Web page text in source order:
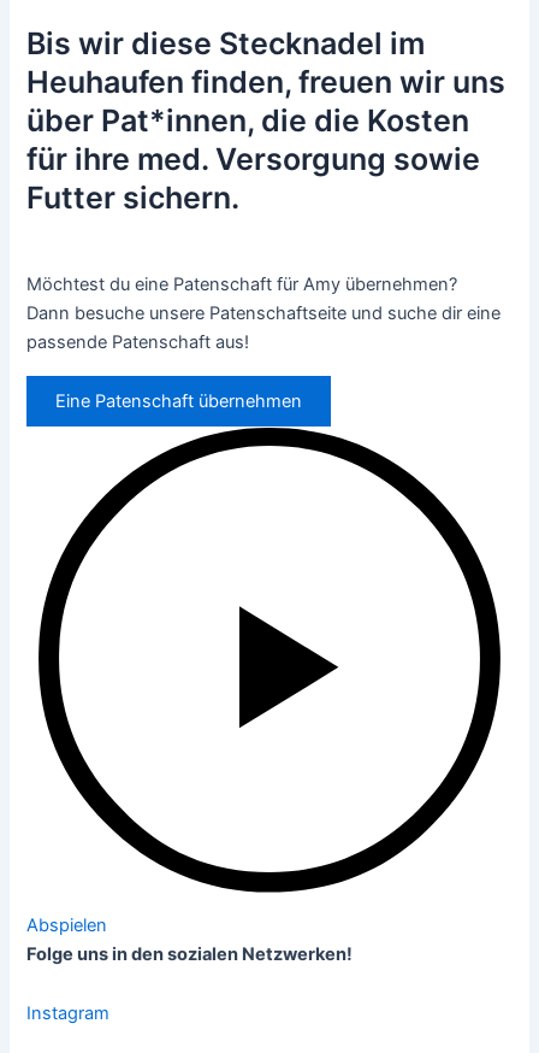
Bis wir diese Stecknadel im
Heuhaufen finden, freuen wir uns
über Pat*innen, die die Kosten
für ihre med. Versorgung sowie
Futter sichern.
Möchtest du eine Patenschaft für Amy übernehmen?
Dann besuche unsere Patenschaftseite und suche dir eine
passende Patenschaft aus!
Eine Patenschaft übernehmen
Abspielen
Folge uns in den sozialen Netzwerken!
Instagram